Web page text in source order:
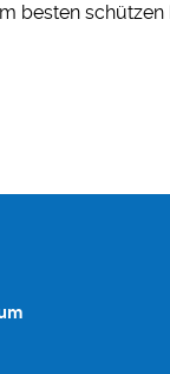
besten schützen